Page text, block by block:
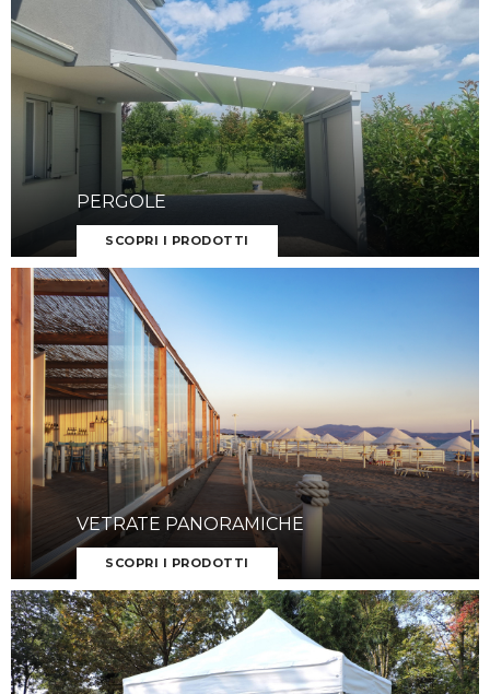
PERGOLE
SCOPRI I PRODOTTI
VETRATE PANORAMICHE
SCOPRI I PRODOTTI